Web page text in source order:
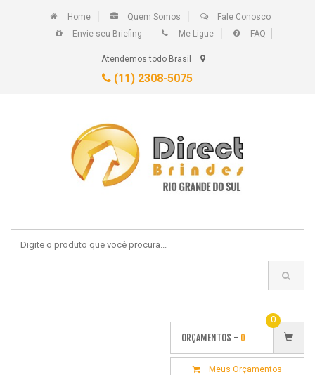
Home Quem Somos
Fale Conosco
Envie seu Briefing
Me Ligue FAQ
Atendemos todo Brasil
(11) 2308-5075
ORÇAMENTOS - 0
0
Meus Orçamentos